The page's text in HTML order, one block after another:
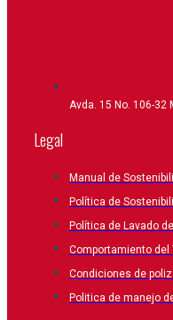
Avda. 15 No. 106-32
Legal
Manual de
Política de
Política de Lavado
Comportamiento del
Condiciones de
Politica de manejo